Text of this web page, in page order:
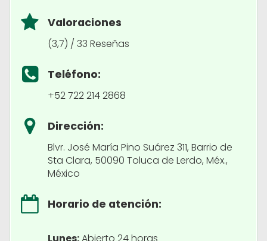
Valoraciones
(3,7) / 33 Reseñas
Teléfono:
+52 722 214 2868
Dirección:
Blvr. José María Pino Suárez 311, Barrio de
Sta Clara, 50090 Toluca de Lerdo, Méx.,
México
Horario de atención:
Lunes:Abierto 24 horas